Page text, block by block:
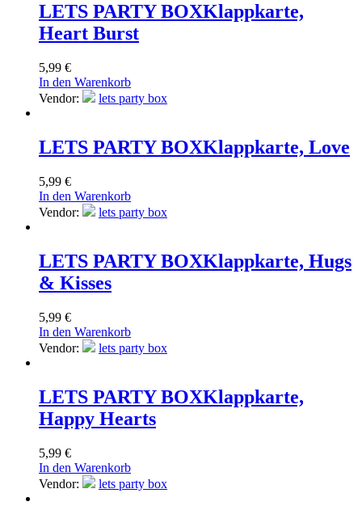
LETS PARTY BOXKlappkarte,
Heart Burst
5,99 €
In den Warenkorb
Vendor:
lets party box
LETS PARTY BOXKlappkarte, Love
5,99 €
In den Warenkorb
Vendor:
lets party box
LETS PARTY BOXKlappkarte, Hugs
& Kisses
5,99 €
In den Warenkorb
Vendor:
lets party box
LETS PARTY BOXKlappkarte,
Happy Hearts
5,99 €
In den Warenkorb
Vendor:
lets party box